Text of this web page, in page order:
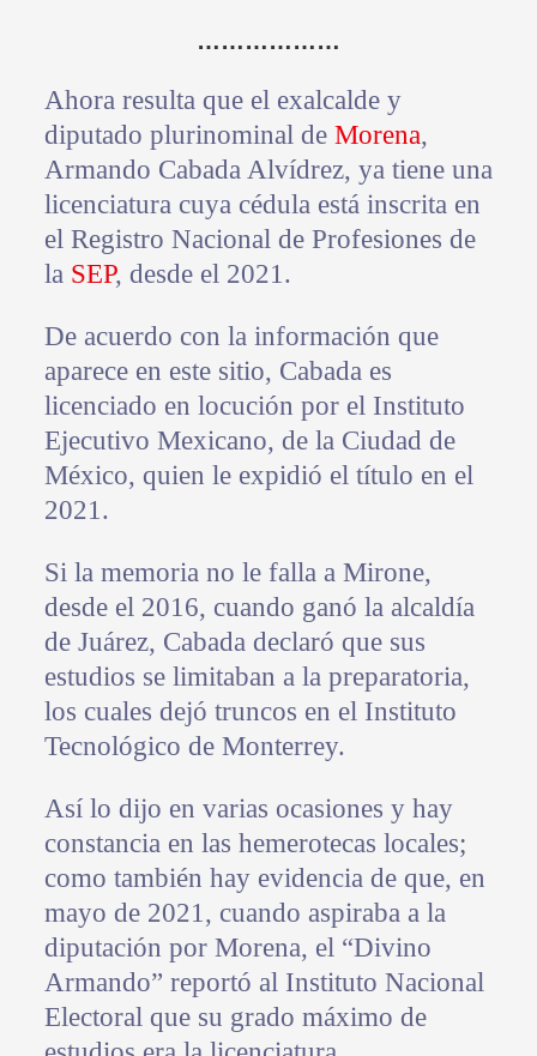
………………
Ahora resulta que el exalcalde y
diputado plurinominal de Morena,
Armando Cabada Alvídrez, ya tiene una
licenciatura cuya cédula está inscrita en
el Registro Nacional de Profesiones de
la SEP, desde el 2021.
De acuerdo con la información que
aparece en este sitio, Cabada es
licenciado en locución por el Instituto
Ejecutivo Mexicano, de la Ciudad de
México, quien le expidió el título en el
2021.
Si la memoria no le falla a Mirone,
desde el 2016, cuando ganó la alcaldía
de Juárez, Cabada declaró que sus
estudios se limitaban a la preparatoria,
los cuales dejó truncos en el Instituto
Tecnológico de Monterrey.
Así lo dijo en varias ocasiones y hay
constancia en las hemerotecas locales;
como también hay evidencia de que, en
mayo de 2021, cuando aspiraba a la
diputación por Morena, el “Divino
Armando” reportó al Instituto Nacional
Electoral que su grado máximo de